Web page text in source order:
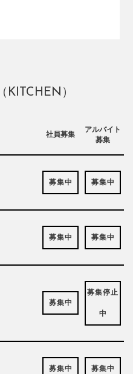
KITCHEN）
社員募集
アルバイト
募集
募集中 募集中
募集中 募集中
募集中
募集停止
中
募集中 募集中